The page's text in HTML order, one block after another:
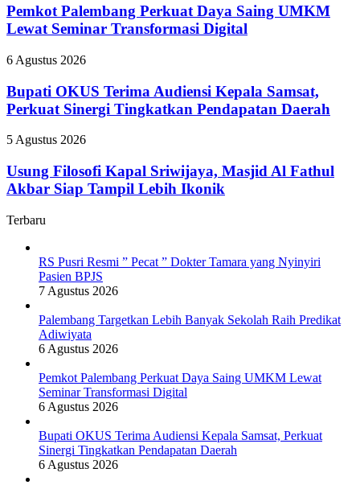
Perkuat
Daya
Saing
Lewat
Transformasi
Digital
Pemkot Palembang Perkuat Daya Saing UMKM
Lewat Seminar Transformasi Digital
Bupati
Terima
Audiensi
Kepala
Perkuat
Tingkatkan
Pendapatan
6 Agustus 2026
Bupati OKUS Terima Audiensi Kepala Samsat,
Perkuat Sinergi Tingkatkan Pendapatan Daerah
Usung
Kapal
Sriwijaya,
Masjid
Fathul
Siap
Tampil
5 Agustus 2026
Usung Filosofi Kapal Sriwijaya, Masjid Al Fathul
Akbar Siap Tampil Lebih Ikonik
Terbaru
RS Pusri Resmi ” Pecat ” Dokter Tamara yang Nyinyiri
Pasien BPJS
7 Agustus 2026
Palembang Targetkan Lebih Banyak Sekolah Raih Predikat
Adiwiyata
6 Agustus 2026
Pemkot Palembang Perkuat Daya Saing UMKM Lewat
Seminar Transformasi Digital
6 Agustus 2026
Bupati OKUS Terima Audiensi Kepala Samsat, Perkuat
Sinergi Tingkatkan Pendapatan Daerah
6 Agustus 2026